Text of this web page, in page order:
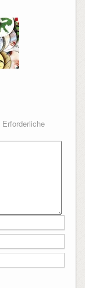
Erforderliche